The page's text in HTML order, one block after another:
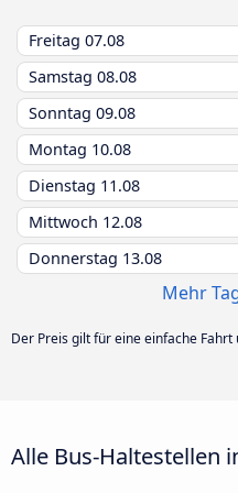
Freitag 07.08
Samstag 08.08
Sonntag 09.08
Montag 10.08
Dienstag 11.08
Mittwoch 12.08
Donnerstag 13.08
Mehr
Der Preis gilt für eine einfache Fahrt
Alle Bus-Haltestellen